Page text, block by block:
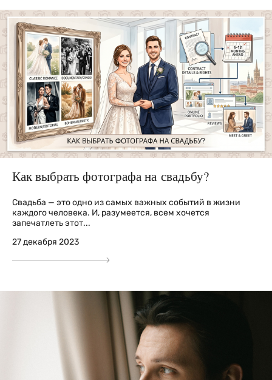
Как выбрать фотографа на свадьбу?
Свадьба — это одно из самых важных событий в жизни
каждого человека. И, разумеется, всем хочется
запечатлеть этот...
27 декабря 2023